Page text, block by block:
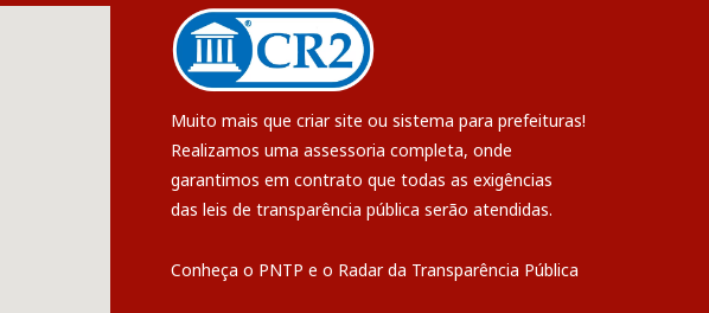
Muito mais que criar site ou sistema para prefeituras!
Realizamos uma assessoria completa, onde
garantimos em contrato que todas as exigências
das leis de transparência pública serão atendidas.
Conheça o PNTP e o Radar da Transparência Pública